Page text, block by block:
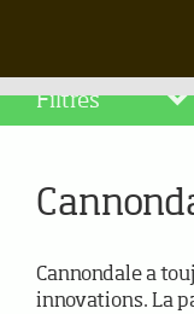
Filtres
Cannondale a
innovations. La